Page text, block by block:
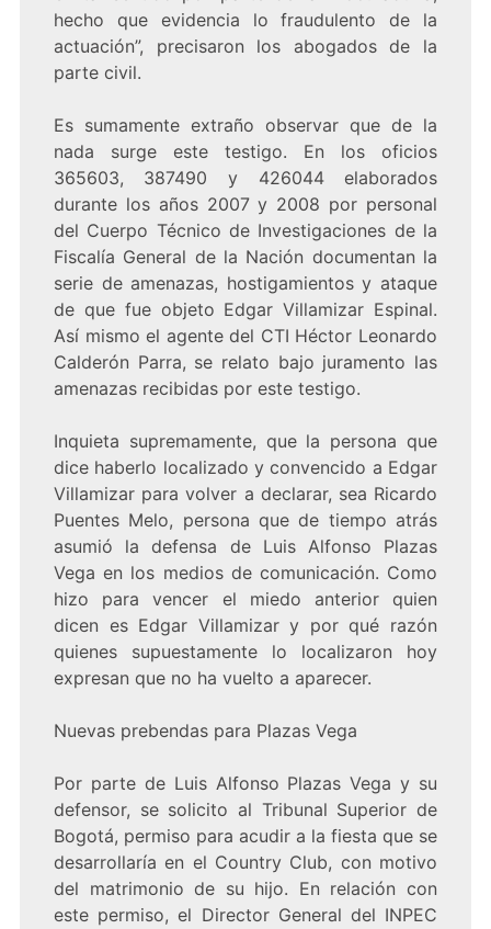
hecho que evidencia lo fraudulento de la
actuación”, precisaron los abogados de la
parte civil.
Es sumamente extraño observar que de la
nada surge este testigo. En los oficios
365603, 387490 y 426044 elaborados
durante los años 2007 y 2008 por personal
del Cuerpo Técnico de Investigaciones de la
Fiscalía General de la Nación documentan la
serie de amenazas, hostigamientos y ataque
de que fue objeto Edgar Villamizar Espinal.
Así mismo el agente del CTI Héctor Leonardo
Calderón Parra, se relato bajo juramento las
amenazas recibidas por este testigo.
Inquieta supremamente, que la persona que
dice haberlo localizado y convencido a Edgar
Villamizar para volver a declarar, sea Ricardo
Puentes Melo, persona que de tiempo atrás
asumió la defensa de Luis Alfonso Plazas
Vega en los medios de comunicación. Como
hizo para vencer el miedo anterior quien
dicen es Edgar Villamizar y por qué razón
quienes supuestamente lo localizaron hoy
expresan que no ha vuelto a aparecer.
Nuevas prebendas para Plazas Vega
Por parte de Luis Alfonso Plazas Vega y su
defensor, se solicito al Tribunal Superior de
Bogotá, permiso para acudir a la fiesta que se
desarrollaría en el Country Club, con motivo
del matrimonio de su hijo. En relación con
este permiso, el Director General del INPEC